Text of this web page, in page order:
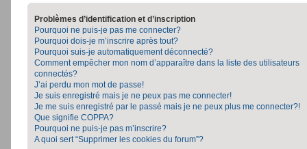
Problèmes d’identification et d’inscription
Pourquoi ne puis-je pas me connecter?
Pourquoi dois-je m’inscrire après tout?
Pourquoi suis-je automatiquement déconnecté?
Comment empêcher mon nom d’apparaître dans la liste des utilisateurs
connectés?
J’ai perdu mon mot de passe!
Je suis enregistré mais je ne peux pas me connecter!
Je me suis enregistré par le passé mais je ne peux plus me connecter?!
Que signifie COPPA?
Pourquoi ne puis-je pas m’inscrire?
A quoi sert “Supprimer les cookies du forum”?